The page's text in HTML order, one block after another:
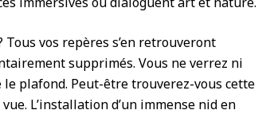
Tous vos repères s’en retrouveront
supprimés. Vous ne verrez ni
plafond. Peut-être trouverez-vous cette
L’installation d’un immense nid en